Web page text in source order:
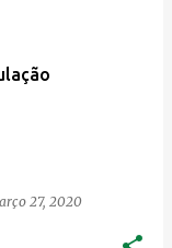
27, 2020